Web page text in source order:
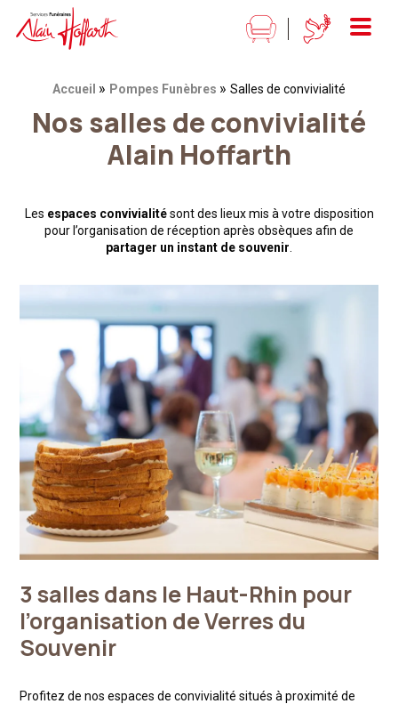
Alain Hoffarth Services funéraires
Menu
Fil d'Ariane :
Accueil » Pompes Funèbres » Salles de convivialité
Nos salles de convivialité
Alain Hoffarth
Les espaces convivialitésont des lieux mis à votre disposition
pour l’organisation de réception après obsèques afin de
partager un instant de souvenir
3 salles dans le Haut-Rhin pour
l’organisation de Verres du
Souvenir
Profitez de nos espaces de convivialité situés à proximité de